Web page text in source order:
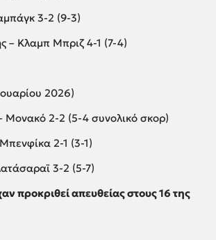
3-2 (9-3)
– Κλαμπ Μπριζ 4-1 (7-4)
2026)
Μονακό 2-2 (5-4 συνολικό σκορ)
2-1 (3-1)
3-2 (5-7)
προκριθεί απευθείας στους 16 της